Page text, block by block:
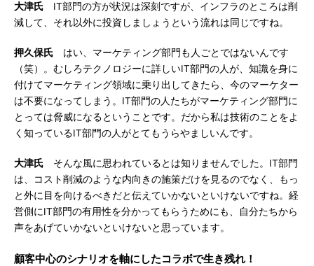
大津氏 IT部門の方が状況は深刻ですが、インフラのところは削
減して、それ以外に投資しましょうという流れは同じですね。
押久保氏 はい、マーケティング部門も人ごとではないんです
（笑）。むしろテクノロジーに詳しいIT部門の人が、知識を身に
付けてマーケティング領域に乗り出してきたら、今のマーケター
は不要になってしまう。IT部門の人たちがマーケティング部門に
とっては脅威になるということです。だから私は技術のことをよ
く知っているIT部門の人がとてもうらやましいんです。
大津氏 そんな風に思われているとは知りませんでした。IT部門
は、コスト削減のような内向きの施策だけを見るのでなく、もっ
と外に目を向けるべきだと伝えていかないといけないですね。経
営側にIT部門の有用性を分かってもらうためにも、自分たちから
声をあげていかないといけないと思っています。
顧客中心のシナリオを軸にしたコラボで生き残れ！